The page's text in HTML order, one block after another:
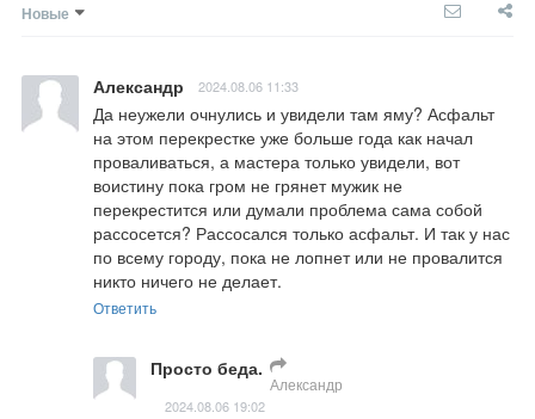
Новые
Александр 2024.08.06 11:33
Да неужели очнулись и увидели там яму? Асфальт
на этом перекрестке уже больше года как начал
проваливаться, а мастера только увидели, вот
воистину пока гром не грянет мужик не
перекрестится или думали проблема сама собой
рассосется? Рассосался только асфальт. И так у нас
по всему городу, пока не лопнет или не провалится
никто ничего не делает.
Ответить
Просто беда.
Александр
2024.08.06 19:02